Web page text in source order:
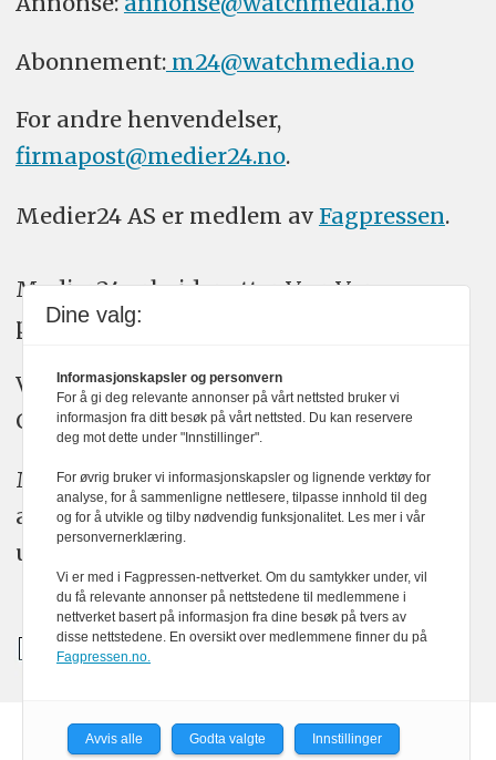
Abonnement:m24@watchmedia.no
For andre henvendelser,
firmapost@medier24.no.
Medier24 AS er medlem av Fagpressen.
Medier24 arbeider etter Vær Varsom-
plakatens regler for god presseskikk.
Vi bruker KI-verktøy som ChatGPT,
Claude, og Gemini i journalistikken vår.
Medier24s redaksjon har alltid det fulle
ansvar for publisert innhold, med eller
uten bruk av kunstig intelligens.
Dine valg:
Informasjonskapsler og personvern
For å gi deg relevante annonser på vårt nettsted bruker vi
informasjon fra ditt besøk på vårt nettsted. Du kan reservere
deg mot dette under "Innstillinger".
For øvrig bruker vi informasjonskapsler og lignende verktøy for
analyse, for å sammenligne nettlesere, tilpasse innhold til deg
og for å utvikle og tilby nødvendig funksjonalitet. Les mer i vår
personvernerklæring.
Vi er med i Fagpressen-nettverket. Om du samtykker under, vil
du få relevante annonser på nettstedene til medlemmene i
nettverket basert på informasjon fra dine besøk på tvers av
disse nettstedene. En oversikt over medlemmene finner du på
Fagpressen.no.
Avvis alle Godta valgte Innstillinger